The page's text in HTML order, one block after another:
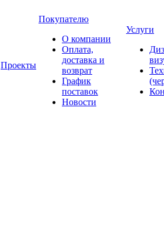
Проекты
Покупателю
О компании
Оплата,
доставка и
возврат
График
поставок
Новости
Услуги